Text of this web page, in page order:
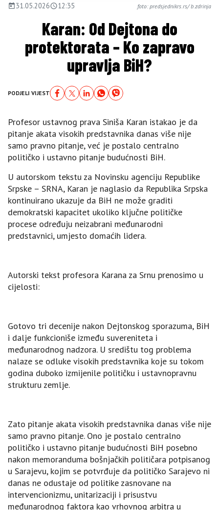
31.05.2026 12:35 foto: predsjednikrs.rs/ b.zdrinja
Karan: Od Dejtona do
protektorata – Ko zapravo
upravlja BiH?
PODJELI VIJEST
Profesor ustavnog prava Siniša Karan istakao je da
pitanje akata visokih predstavnika danas više nije
samo pravno pitanje, već je postalo centralno
političko i ustavno pitanje budućnosti BiH.
U autorskom tekstu za Novinsku agenciju Republike
Srpske – SRNA, Karan je naglasio da Republika Srpska
kontinuirano ukazuje da BiH ne može graditi
demokratski kapacitet ukoliko ključne političke
procese određuju neizabrani međunarodni
predstavnici, umjesto domaćih lidera.
Autorski tekst profesora Karana za Srnu prenosimo u
cijelosti:
Gotovo tri decenije nakon Dejtonskog sporazuma, BiH
i dalje funkcioniše između suvereniteta i
međunarodnog nadzora. U središtu tog problema
nalaze se odluke visokih predstavnika koje su tokom
godina duboko izmijenile političku i ustavnopravnu
strukturu zemlje.
Zato pitanje akata visokih predstavnika danas više nije
samo pravno pitanje. Ono je postalo centralno
političko i ustavno pitanje budućnosti BiH posebno
nakon memoranduma bošnjačkih političara potpisanog
u Sarajevu, kojim se potvrđuje da političko Sarajevo ni
danas ne odustaje od politike zasnovane na
intervencionizmu, unitarizaciji i prisustvu
međunarodnog faktora kao vrhovnog arbitra u